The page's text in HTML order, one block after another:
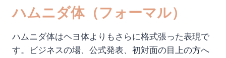
ハムニダ体（フォーマル）
ハムニダ体はヘヨ体よりもさらに格式張った表現で
す。ビジネスの場、公式発表、初対面の目上の方へ